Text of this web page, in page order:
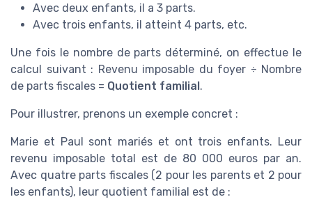
Avec deux enfants, il a 3 parts.
Avec trois enfants, il atteint 4 parts, etc.
Une fois le nombre de parts déterminé, on effectue le
calcul suivant : Revenu imposable du foyer ÷ Nombre
de parts fiscales = Quotient familial.
Pour illustrer, prenons un exemple concret :
Marie et Paul sont mariés et ont trois enfants. Leur
revenu imposable total est de 80 000 euros par an.
Avec quatre parts fiscales (2 pour les parents et 2 pour
les enfants), leur quotient familial est de :